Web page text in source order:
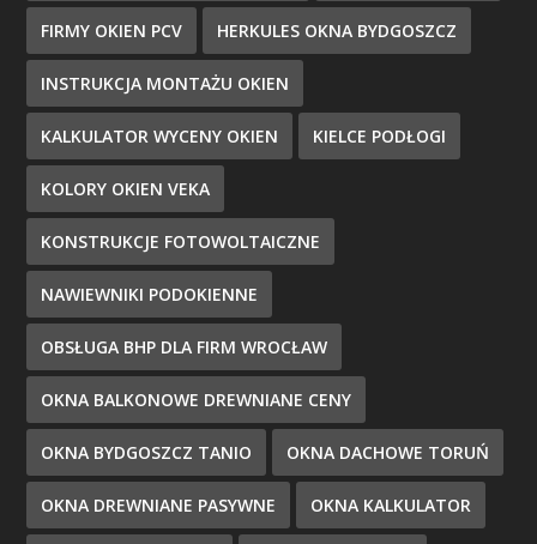
FIRMY OKIEN PCV HERKULES OKNA BYDGOSZCZ
INSTRUKCJA MONTAŻU OKIEN
KALKULATOR WYCENY OKIEN KIELCE PODŁOGI
KOLORY OKIEN VEKA
KONSTRUKCJE FOTOWOLTAICZNE
NAWIEWNIKI PODOKIENNE
OBSŁUGA BHP DLA FIRM WROCŁAW
OKNA BALKONOWE DREWNIANE CENY
OKNA BYDGOSZCZ TANIO OKNA DACHOWE TORUŃ
OKNA DREWNIANE PASYWNE OKNA KALKULATOR